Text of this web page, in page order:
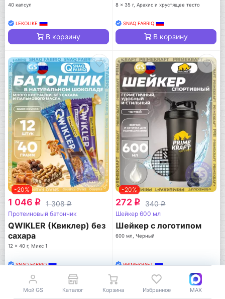
40 капсул
LEKOLIKE
В корзину
8 x 35 г, Арахис и хрустящее тесто
SNAQ FABRIQ
В корзину
-20%
1 046 q 1 308q
Протеиновый батончик
QWIKLER (Квиклер) без
сахара
12 x 40 г, Микс 1
SNAQ FABRIQ
В корзину
-20%
272 q 340q
Шейкер 600 мл
Шейкер с логотипом
600 мл, Черный
PRIMEKRAFT
В корзину
Мой GS Каталог Корзина Избранное MAX